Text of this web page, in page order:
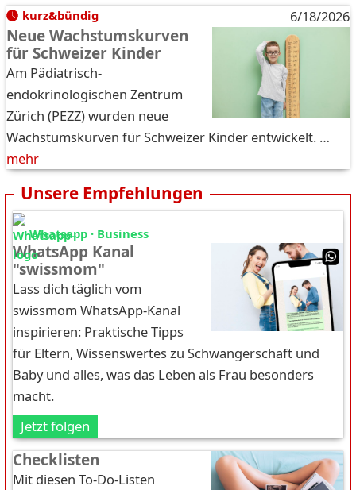
kurz&bündig 6/18/2026
Neue Wachstumskurven
für Schweizer Kinder
Am Pädiatrisch-
endokrinologischen Zentrum
Zürich (PEZZ) wurden neue
Wachstumskurven für Schweizer Kinder entwickelt. …
mehr
Unsere Empfehlungen
Whatsapp · Business
WhatsApp Kanal
"swissmom"
Lass dich täglich vom
swissmom WhatsApp-Kanal
inspirieren: Praktische Tipps
für Eltern, Wissenswertes zu Schwangerschaft und
Baby und alles, was das Leben als Frau besonders
macht.
Jetzt folgen
Checklisten
Mit diesen To-Do-Listen